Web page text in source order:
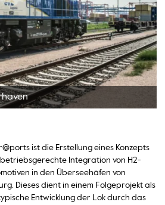
ist die Erstellung eines Konzepts
Integration von H2-
in den Überseehäfen von
Dieses dient in einem Folgeprojekt als
Entwicklung der Lok durch das